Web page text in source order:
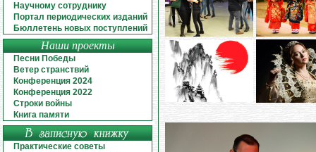
Научному сотруднику
Портал периодических изданий
Бюллетень новых поступлений
Наши проекты
Песни Победы
Ветер странствий
Конференция 2024
Конференция 2022
Строки войны
Книга памяти
Практические советы